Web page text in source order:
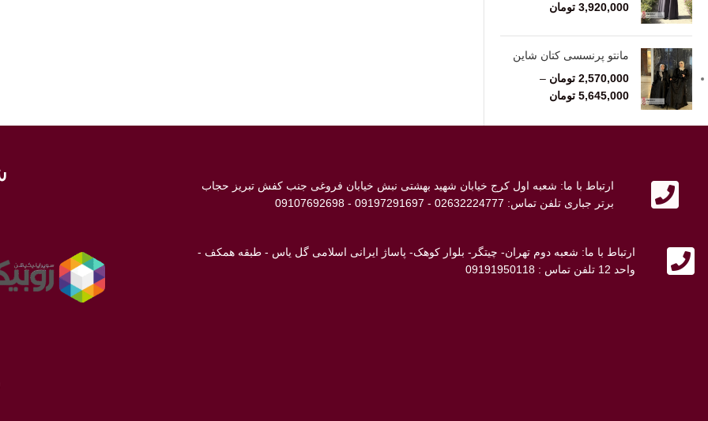
3,920,000 تومان
مانتو پرنسسی کتان شاین
2,570,000 تومان –
5,645,000 تومان
ارتباط با ما: شعبه اول کرج خیابان شهید بهشتی نبش خیابان فروغی جنب کفش تبریز حجاب
برتر جباری تلفن تماس: 02632224777 - 09197291697 - 09107692698
ارتباط با ما: شعبه دوم تهران- چیتگر- بلوار کوهک- پاساژ ایرانی اسلامی گل یاس - طبقه همکف -
واحد 12 تلفن تماس : 09191950118